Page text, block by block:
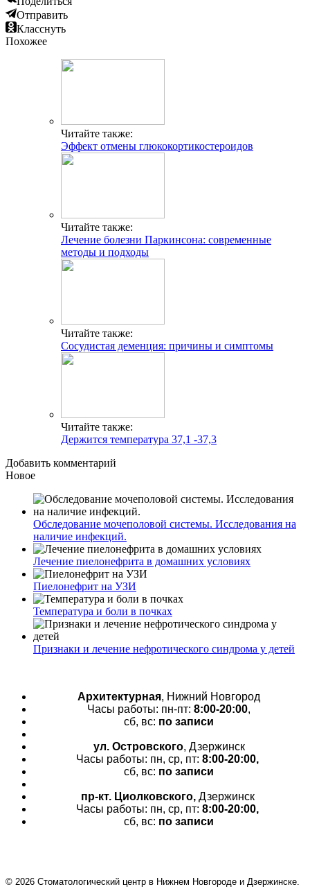
Отправить
Класснуть
Похожее
Читайте также:
Эффект отмены глюкокортикостероидов
Читайте также:
Лечение болезни Паркинсона: современные
методы и подходы
Читайте также:
Сосудистая деменция: причины и симптомы
Читайте также:
Держится температура 37,1 -37,3
Добавить комментарий
Новое
Обследование мочеполовой системы. Исследования на
наличие инфекций.
Лечение пиелонефрита в домашних условиях
Пиелонефрит на УЗИ
Температура и боли в почках
Признаки и лечение нефротического синдрома у детей
Архитектурная, Нижний Новгород
Часы работы: пн-пт: 8:00-20:00,
сб, вс: по записи
ул. Островского, Дзержинск
Часы работы: пн, ср, пт: 8:00-20:00,
сб, вс: по записи
пр-кт. Циолковского, Дзержинск
Часы работы: пн, ср, пт: 8:00-20:00,
сб, вс: по записи
© 2026 Cтоматологический центр в Нижнем Новгороде и Дзержинске.